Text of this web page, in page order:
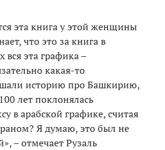
эта книга у этой женщины
что это за книга в
эта графика –
какая-то
историю про Башкирию,
лет поклонялась
в арабской графике, считая
Я думаю, это был не
– отмечает Рузаль